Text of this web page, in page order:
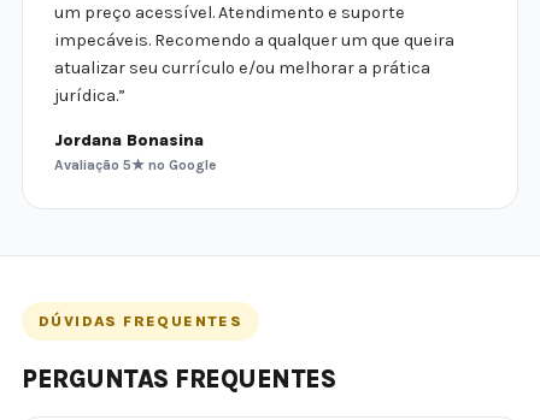
um preço acessível. Atendimento e suporte
impecáveis. Recomendo a qualquer um que queira
atualizar seu currículo e/ou melhorar a prática
jurídica.”
Jordana Bonasina
Avaliação 5★ no Google
DÚVIDAS FREQUENTES
PERGUNTAS FREQUENTES